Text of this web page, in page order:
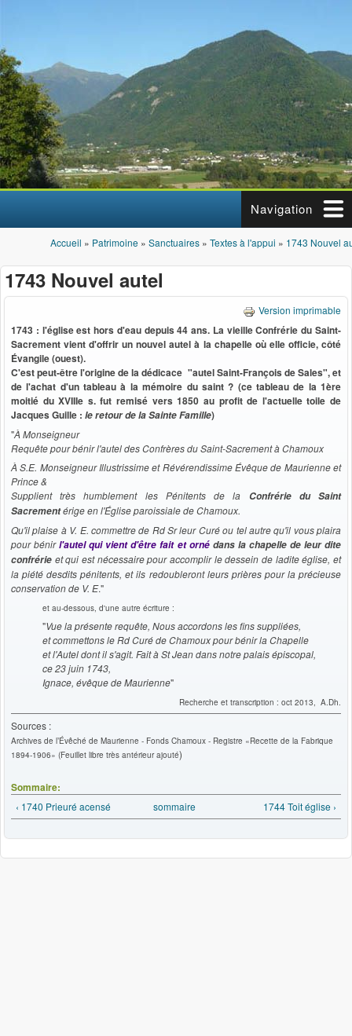
Navigation
Vous êtes ici
Accueil » Patrimoine » Sanctuaires » Textes à l'appui » 1743 Nouvel
1743 Nouvel autel
Version imprimable
1743 : l'église est hors d'eau depuis 44 ans. La vieille Confrérie du Saint-
Sacrement vient d'offrir un nouvel autel à la chapelle où elle officie, côté
Évangile (ouest).
C'est peut-être l'origine de la dédicace "autel Saint-François de Sales", et
de l'achat d'un tableauà la mémoire du saint? (ce tableau de la1ère
moitié du XVIIIe s. fut remisé vers 1850 au profit de l'actuelle toile de
Jacques Guille : le retour de la Sainte Famille)
"À Monseigneur
Requête pour bénir l'autel des Confrères du Saint-Sacrement à Chamoux
À S.E. Monseigneur Illustrissime et Révérendissime Évêque de Maurienne et
Prince &
Supplient très humblement les Pénitents de la Confrérie du Saint
Sacrementérige en l'Église paroissiale de Chamoux.
Qu'il plaise à V. E. commettre de Rd Sr leur Curé ou tel autre qu'il vous plaira
pour bénirl'autel qui vient d'être fait et ornédans la chapelle de leur dite
confrérie et qui est nécessaire pour accomplir le dessein de ladite église, et
la piété desdits pénitents, et ils redoubleront leurs prières pour la précieuse
conservation de V. E."
et au-dessous, d'une autre écriture :
"Vue la présente requête, Nous accordons les fins suppliées,
et commettons le Rd Curé de Chamoux pour bénir la Chapelle
et l'Autel dont il s'agit. Fait à St Jean dans notre palais épiscopal,
ce 23 juin 1743,
Ignace, évêque de Maurienne"
Recherche et transcription : oct 2013, A.Dh.
Sources :
Archives de l’Évêché de Maurienne - Fonds Chamoux - Registre «Recette de la Fabrique
1894-1906» (Feuillet libre très antérieur ajouté)
Sommaire:
‹ 1740 Prieuré acensé sommaire 1744 Toit église ›